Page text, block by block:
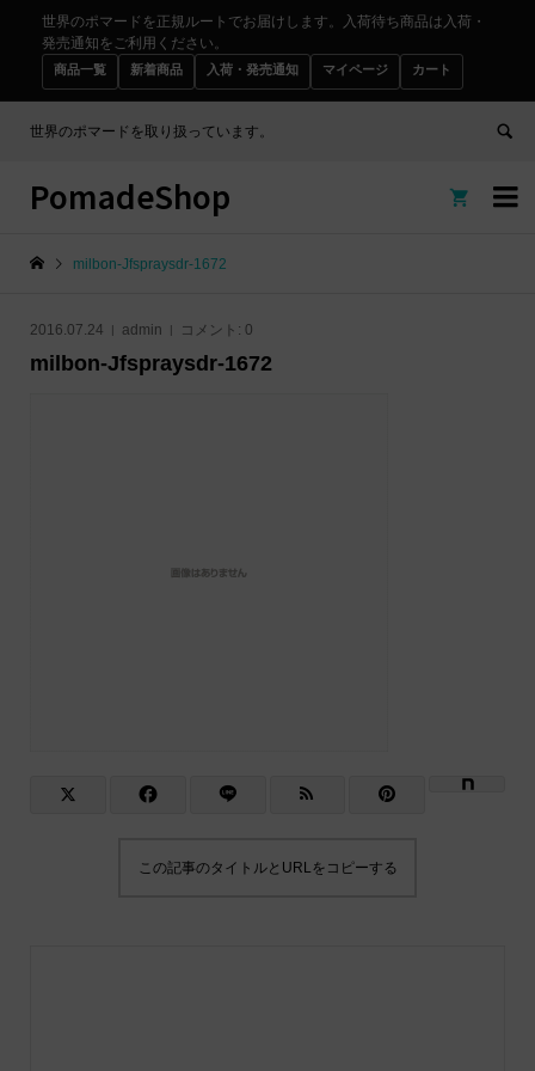
世界のポマードを正規ルートでお届けします。入荷待ち商品は入荷・
発売通知をご利用ください。
商品一覧 新着商品 入荷・発売通知 マイページ カート
世界のポマードを取り扱っています。

PomadeShop 
milbon-Jfspraysdr-1672
2016.07.24 admin コメント: 0
milbon-Jfspraysdr-1672
この記事のタイトルとURLをコピーする